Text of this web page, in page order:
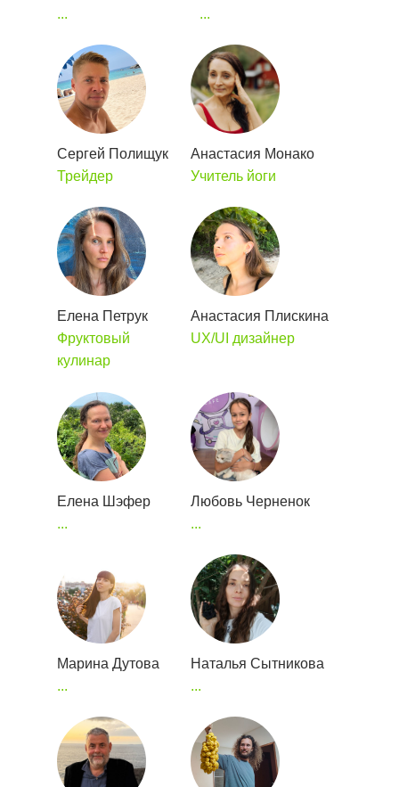
...
Сергей Полищук
Трейдер
Анастасия Монако
Учитель йоги
...
Анастасия Плискина
UX/UI дизайнер
Елена Шэфер
...
Любовь Черненок
...
Наталья Сытникова
...
Марина Дутова
...
Елена Петрук
Фруктовый
кулинар